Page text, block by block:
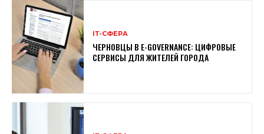
ІТ-СФЕРА
ЧЕРНОВЦЫ В E-GOVERNANCE: ЦИФРОВЫЕ
СЕРВИСЫ ДЛЯ ЖИТЕЛЕЙ ГОРОДА